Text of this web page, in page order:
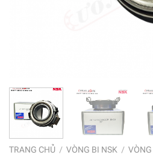
TRANG CHỦ / VÒNG BI NSK / VÒNG